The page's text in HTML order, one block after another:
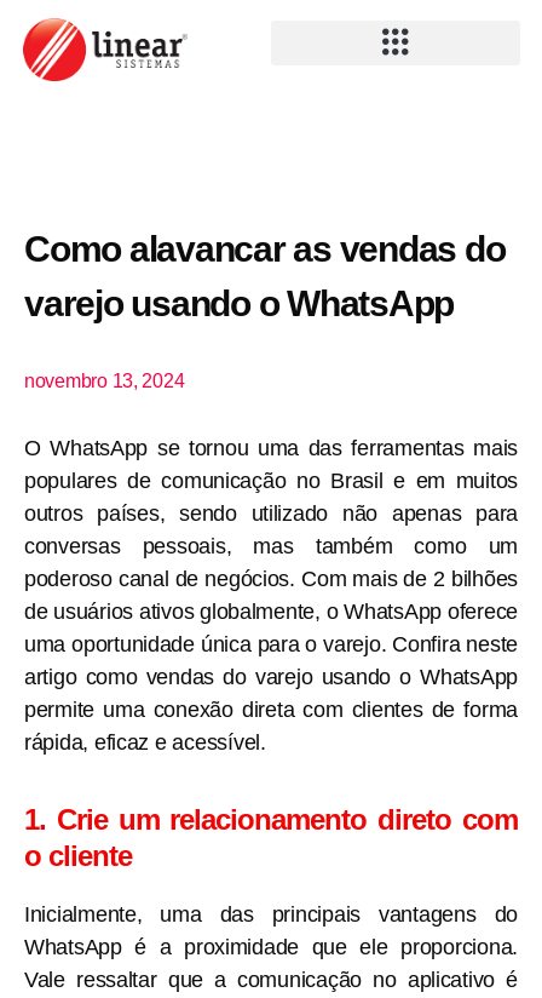
Como alavancar as vendas do
varejo usando o WhatsApp
novembro 13, 2024
O WhatsApp se tornou uma das ferramentas mais
populares de comunicação no Brasil e em muitos
outros países, sendo utilizado não apenas para
conversas pessoais, mas também como um
poderoso canal de negócios. Com mais de 2 bilhões
de usuários ativos globalmente, o WhatsApp oferece
uma oportunidade única para o varejo. Confira neste
artigo como vendas do varejo usando o WhatsApp
permite uma conexão direta com clientes de forma
rápida, eficaz e acessível.
1. Crie um relacionamento direto com
o cliente
Inicialmente, uma das principais vantagens do
WhatsApp é a proximidade que ele proporciona.
Vale ressaltar que a comunicação no aplicativo é